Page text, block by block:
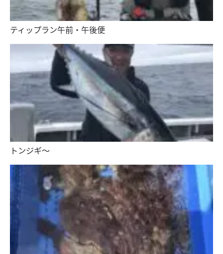
ティップラン午前・午後便
トンジギ〜